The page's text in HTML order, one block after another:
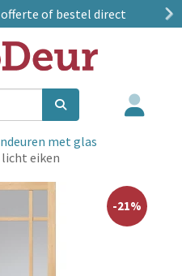
of bestel direct
met glas
licht eiken
-21%